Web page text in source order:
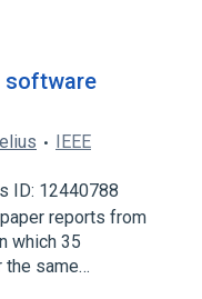
software
IEEE
ID: 12440788
reports from
which 35
the same…